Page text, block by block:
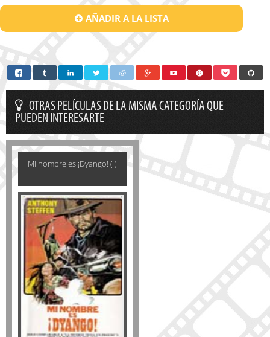
AÑADIR A LA LISTA
OTRAS PELÍCULAS DE LA MISMA CATEGORÍA QUE
PUEDEN INTERESARTE
Mi nombre es ¡Dyango! ( )